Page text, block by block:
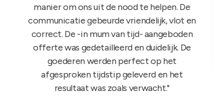
de roos! Onze reps zijn er nu sinds maandag
mee aan de slag en niets dan lovende
feedback dus nogmaals bedankt!"